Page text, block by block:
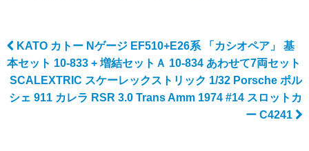
Post navigation
KATO カトー Nゲージ EF510+E26系 「カシオペア」 基
本セット 10-833 + 増結セットＡ 10-834 あわせて7両セット
SCALEXTRIC スケーレックストリック 1/32 Porsche ポル
シェ 911 カレラ RSR 3.0 Trans Amm 1974 #14 スロットカ
ー C4241